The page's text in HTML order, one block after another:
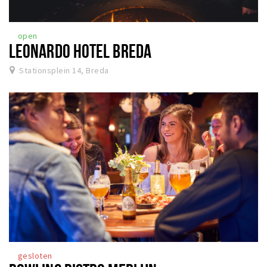
open
LEONARDO HOTEL BREDA
Stationsplein 14, Breda
gesloten